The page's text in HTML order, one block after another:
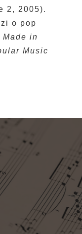
2, 2005).
o pop
Made in
Music